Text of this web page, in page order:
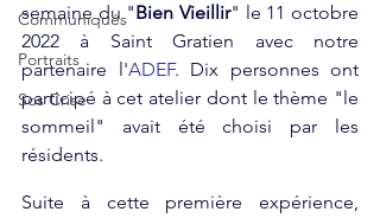
Communiqués
Portraits
Sos Crise
semaine du "Bien Vieillir" le 11 octobre
2022 à Saint Gratien avec notre
partenaire l'ADEF. Dix personnes ont
participé à cet atelier dont le thème "le
sommeil" avait été choisi par les
résidents.
Suite à cette première expérience,